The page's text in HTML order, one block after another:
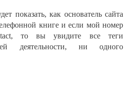
показать, как основатель сайта
книге и если мой номер
то вы увидите все теги
деятельности, ни одного